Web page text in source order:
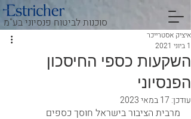
סוכנות לביטוח פנסיוני בע"מ
השקעות כספי החיסכון
הפנסיוני
איציק אסטרייכר
1 ביוני 2021
עודכן: 17 במאי 2023
מרבית הציבור בישראל חוסך כספים